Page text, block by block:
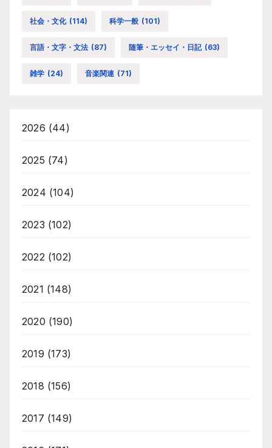
社会・文化 (114) 科学一般 (101)
言語・文字・文法 (87) 随筆・エッセイ・日記 (63)
雑学 (24) 音楽関連 (71)
2026 (44)
2025 (74)
2024 (104)
2023 (102)
2022 (102)
2021 (148)
2020 (190)
2019 (173)
2018 (156)
2017 (149)